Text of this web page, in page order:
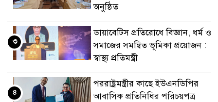
অনুষ্ঠিত
ডায়াবেটিস প্রতিরোধে বিজ্ঞান, ধর্ম ও
সমাজের সমন্বিত ভূমিকা প্রয়োজন :
স্বাস্থ্য প্রতিমন্ত্রী
৩
পররাষ্ট্রমন্ত্রীর কা‌ছে ইউএনডিপির
আবাসিক প্রতিনিধির পরিচয়পত্র
৪